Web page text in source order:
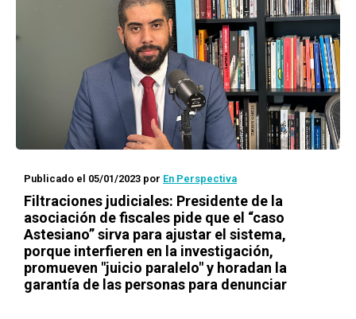
Publicado el 05/01/2023 por En Perspectiva
Filtraciones judiciales: Presidente de la
asociación de fiscales pide que el “caso
Astesiano” sirva para ajustar el sistema,
porque interfieren en la investigación,
promueven "juicio paralelo" y horadan la
garantía de las personas para denunciar